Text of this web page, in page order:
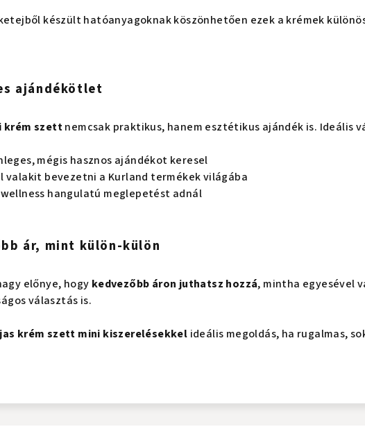
készült hatóanyagoknak köszönhetően ezek a krémek
ajándékötlet
krém szettnemcsak praktikus, hanem esztétikus ajándék is. Ideális
mégis hasznos ajándékot keresel
valakit bevezetni a Kurland termékek világába
hangulatú meglepetést adnál
ár, mint külön-külön
előnye, hogy kedvezőbb áron juthatsz hozzá, mintha egyesével
választás is.
krém szett mini kiszerelésekkel ideális megoldás, ha rugalmas,